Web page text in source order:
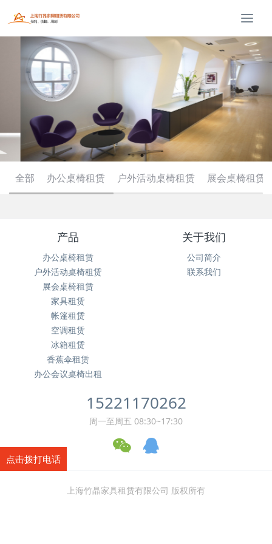
T
o
g
g
e
n
a
g
t
i
全部 办公桌椅租赁 户外活动桌椅租赁 展会桌椅租赁
产品
办公桌椅租赁
户外活动桌椅租赁
展会桌椅租赁
家具租赁
帐篷租赁
空调租赁
冰箱租赁
香蕉伞租赁
办公会议桌椅出租
关于我们
公司简介
联系我们
15221170262
周一至周五 08:30~17:30
上海竹晶家具租赁有限公司 版权所有
点击拨打电话